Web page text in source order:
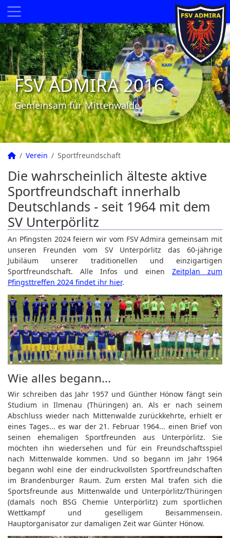
FSV ADMIRA 2016
Gemeinsam für Mittenwalde
Verein Sportfreundschaft
Die wahrscheinlich älteste aktive
Sportfreundschaft innerhalb
Deutschlands - seit 1964 mit dem
SV Unterpörlitz
An Pfingsten 2024 feiern wir vom FSV Admira gemeinsam mit
unseren Freunden vom SV Unterpörlitz das 60-jährige
Jubiläum unserer traditionellen und einzigartigen
Sportfreundschaft. Alle Infos und einenZeitplan zum
Pfingsttreffen 2024 findet ihr hier.
Wie alles begann...
Wir schreiben das Jahr 1957 und Günther Hönow fängt sein
Studium in Ilmenau (Thüringen) an. Als er nach seinem
Abschluss wieder nach Mittenwalde zurückkehrte, erhielt er
eines Tages... es war der 21. Februar 1964... einen Brief von
seinen ehemaligen Sportfreunden aus Unterpörlitz. Sie
möchten ihn wiedersehen und für ein Freundschaftsspiel
nach Mittenwalde kommen. Und so begann im Jahr 1964
begann wohl eine der eindruckvollsten Sportfreundschaften
im Brandenburger Raum. Zum ersten Mal trafen sich die
Sportsfreunde aus Mittenwalde und Unterpörlitz/Thüringen
(damals noch BSG Chemie Unterpörlitz) zum sportlichen
Wettkampf und geselligem Beisammensein.
Hauptorganisator zur damaligen Zeit war Günter Hönow.